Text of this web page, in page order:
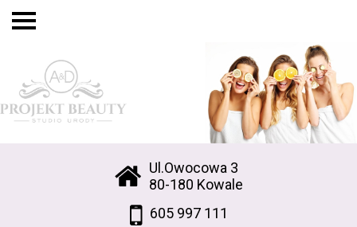
Ul.Owocowa 3
80-180 Kowale
605 997 111